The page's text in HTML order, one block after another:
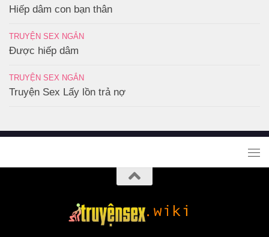
Hiếp dâm con bạn thân
TRUYỆN SEX NGẮN
Được hiếp dâm
TRUYỆN SEX NGẮN
Truyện Sex Lấy lồn trả nợ